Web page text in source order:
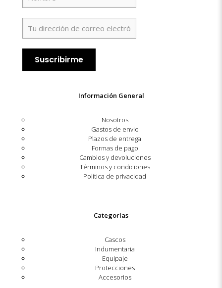
Información General
Nosotros
Gastos de envio
Plazos de entrega
Formas de pago
Cambios y devoluciones
Términos y condiciones
Política de privacidad
Categorías
Cascos
Indumentaria
Equipaje
Protecciones
Accesorios